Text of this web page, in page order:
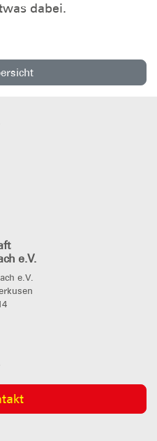
dabei.
e.V.
e.V.